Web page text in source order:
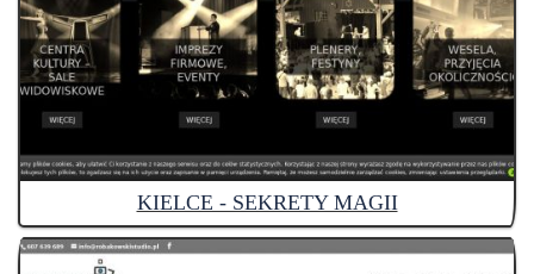
KIELCE - SEKRETY MAGII